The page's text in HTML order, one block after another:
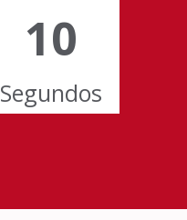
09
Segundos